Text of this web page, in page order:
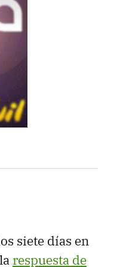
siete días en
respuesta de